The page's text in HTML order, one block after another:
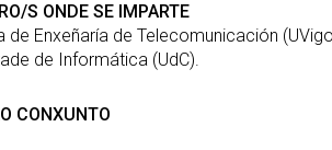
Curriculum (BTTE)
Programa Académico con
Percorrido Sucesivo (PARS)
Programa Académico con
S ONDE SE IMPARTE
de Enxeñaría de Telecomunicación
de Informática (UdC).
CONXUNTO